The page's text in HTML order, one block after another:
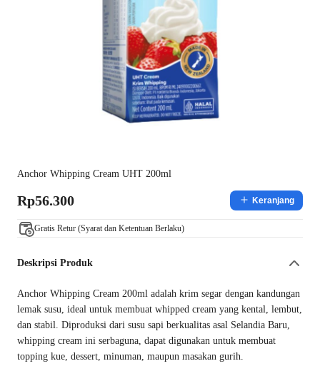
Anchor Whipping Cream UHT 200ml
Rp56.300 Keranjang
Gratis Retur (Syarat dan Ketentuan Berlaku)
Deskripsi Produk
Anchor Whipping Cream 200ml adalah krim segar dengan kandungan
lemak susu, ideal untuk membuat whipped cream yang kental, lembut,
dan stabil. Diproduksi dari susu sapi berkualitas asal Selandia Baru,
whipping cream ini serbaguna, dapat digunakan untuk membuat
topping kue, dessert, minuman, maupun masakan gurih.